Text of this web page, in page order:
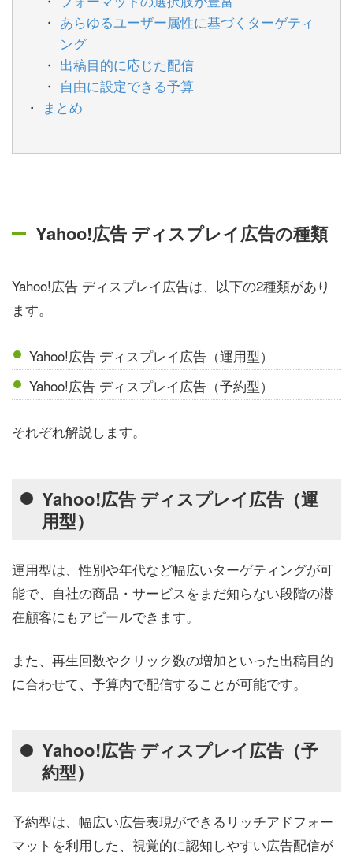
あらゆるユーザー属性に基づくターゲティ
ング
出稿目的に応じた配信
自由に設定できる予算
まとめ
Yahoo!広告 ディスプレイ広告の種類
Yahoo!広告 ディスプレイ広告は、以下の2種類があり
ます。
Yahoo!広告 ディスプレイ広告（運用型）
Yahoo!広告 ディスプレイ広告（予約型）
それぞれ解説します。
Yahoo!広告 ディスプレイ広告（運
用型）
運用型は、性別や年代など幅広いターゲティングが可
能で、自社の商品・サービスをまだ知らない段階の潜
在顧客にもアピールできます。
また、再生回数やクリック数の増加といった出稿目的
に合わせて、予算内で配信することが可能です。
Yahoo!広告 ディスプレイ広告（予
約型）
予約型は、幅広い広告表現ができるリッチアドフォー
マットを利用した、視覚的に認知しやすい広告配信が